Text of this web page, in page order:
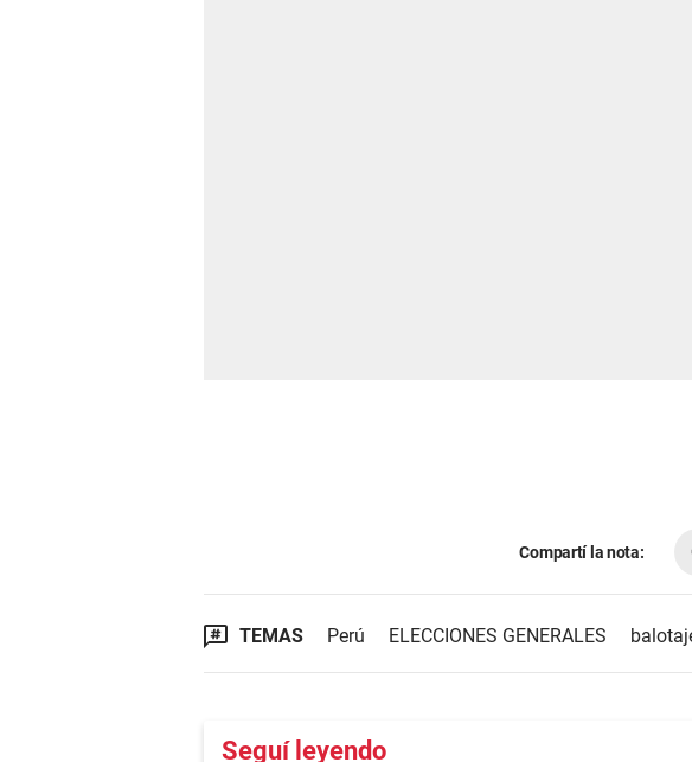
Compartí la nota:
TEMAS Perú ELECCIONES GENERALES
Seguí leyendo